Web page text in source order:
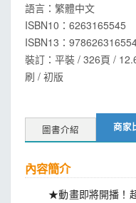
語言： 繁體中文
ISBN10：6263165545
ISBN13：
裝訂：平裝 / 326頁 /
刷 / 初版
圖書介紹 商家
內容簡介
★動畫即將開播！超